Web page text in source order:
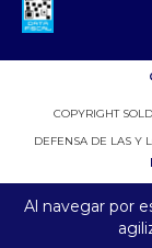
Al navegar por
COPYRIGHT
DEFENSA DE LAS Y